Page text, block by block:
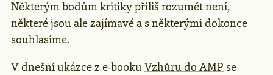
Některým bodům kritiky příliš rozumět není,
některé jsou ale zajímavé a s některými dokonce
souhlasíme.
V dnešní ukázce z e-booku Vzhůru do AMP se